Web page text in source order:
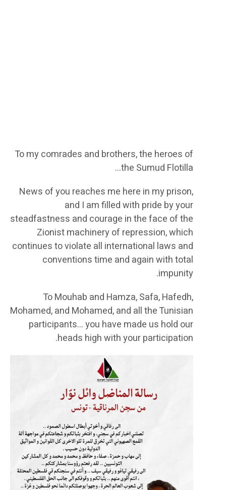
To my comrades and brothers, the heroes of
the Sumud Flotilla…
News of you reaches me here in my prison,
and I am filled with pride by your
steadfastness and courage in the face of the
Zionist machinery of repression, which
continues to violate all international laws and
conventions time and again with total
impunity.
To Mouhab and Hamza, Safa, Hafedh,
Mohamed, and Mohamed, and all the Tunisian
participants… you have made us hold our
heads high with your participation.